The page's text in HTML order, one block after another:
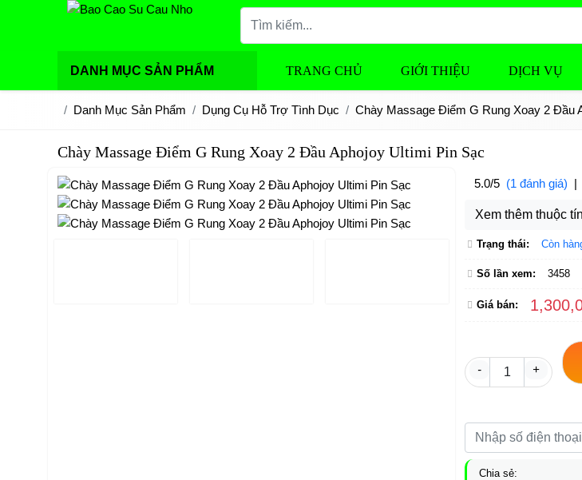
DANH MỤC SẢN PHẨM TRANG CHỦ GIỚI THIỆU DỊCH VỤ
Danh Mục Sản Phẩm Dụng Cụ Hỗ Trợ Tình Dục Chày Massage Điểm G Rung Xoay 2 Đầu
Chày Massage Điểm G Rung Xoay 2 Đầu Aphojoy Ultimi Pin Sạc
5.0/5 (1 đánh giá) |
Xem thêm thuộc
Trạng thái: Còn
Số lần xem: 3458
Giá bán:
- +
Chia sẻ: